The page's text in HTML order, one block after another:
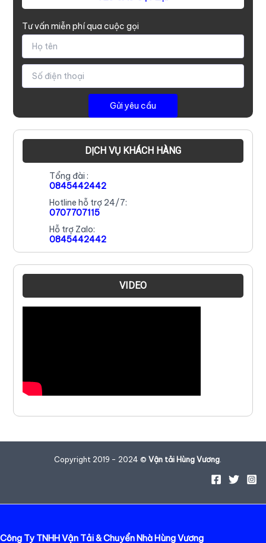
Tư vấn miễn phí qua cuộc gọi
DỊCH VỤ KHÁCH HÀNG
Tổng đài :
0845442442
Hotline hỗ trợ 24/7:
0707707115
Hỗ trợ Zalo:
0845442442
VIDEO
Copyright 2019 - 2024 © Vận tải Hùng Vương.
Công Ty TNHH Vận Tải & Chuyển Nhà Hùng Vương